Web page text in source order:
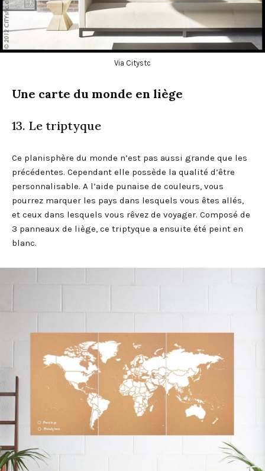
Via Citystc
Une carte du monde en liège
13. Le triptyque
Ce planisphère du monde n’est pas aussi grande que les
précédentes. Cependant elle possède la qualité d’être
personnalisable. A l’aide punaise de couleurs, vous
pourrez marquer les pays dans lesquels vous êtes allés,
et ceux dans lesquels vous rêvez de voyager. Composé de
3 panneaux de liège, ce triptyque a ensuite été peint en
blanc.